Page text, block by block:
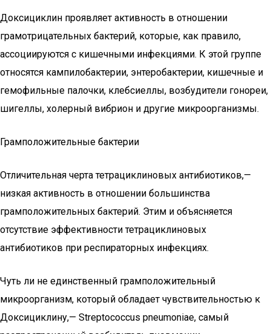
Доксициклин проявляет активность в отношении
грамотрицательных бактерий, которые, как правило,
ассоциируются с кишечными инфекциями. К этой группе
относятся кампилобактерии, энтеробактерии, кишечные и
гемофильные палочки, клебсиеллы, возбудители гонореи,
шигеллы, холерный вибрион и другие микроорганизмы.
Грамположительные бактерии
Отличительная черта тетрациклиновых антибиотиков,—
низкая активность в отношении большинства
грамположительных бактерий. Этим и объясняется
отсутствие эффективности тетрациклиновых
антибиотиков при респираторных инфекциях.
Чуть ли не единственный грамположительный
микроорганизм, который обладает чувствительностью к
Доксициклину,— Streptococcus pneumoniae, самый